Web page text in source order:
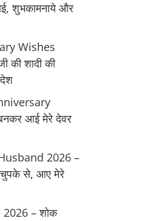
शुभकामनाये और
Wishes
की शादी की
आई मेरे देवर
2026 –
चुपके से, आए मेरे
– शोक